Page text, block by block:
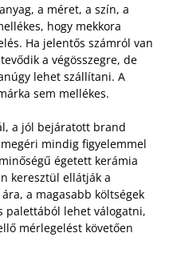
a méret, a szín, a
hogy mekkora
Ha jelentős számról van
a végösszegre, de
lehet szállítani. A
sem mellékes.
a jól bejáratott brand
mindig figyelemmel
égetett kerámia
keresztül ellátják a
a magasabb költségek
palettából lehet válogatni,
mérlegelést követően